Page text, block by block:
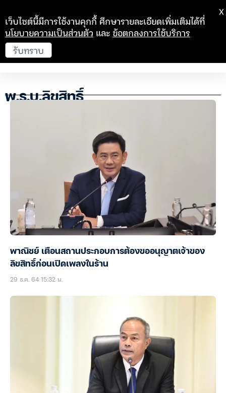
พ.ร.บ.ลิขสิทธิ์
พาณิชย์ เตือนสถานประกอบการต้องขออนุญาตเจ้าของ
ลิขสิทธิ์ก่อนเปิดเพลงในร้าน
29 ธ.ค. 64 15:32 น.
เว็บไซต์นี้มีการใช้งานคุกกี้ ศึกษารายละเอียดเพิ่มเติมได้ที่
นโยบายความเป็นส่วนตัว และข้อตกลงการใช้บริการ
รับทราบ
X